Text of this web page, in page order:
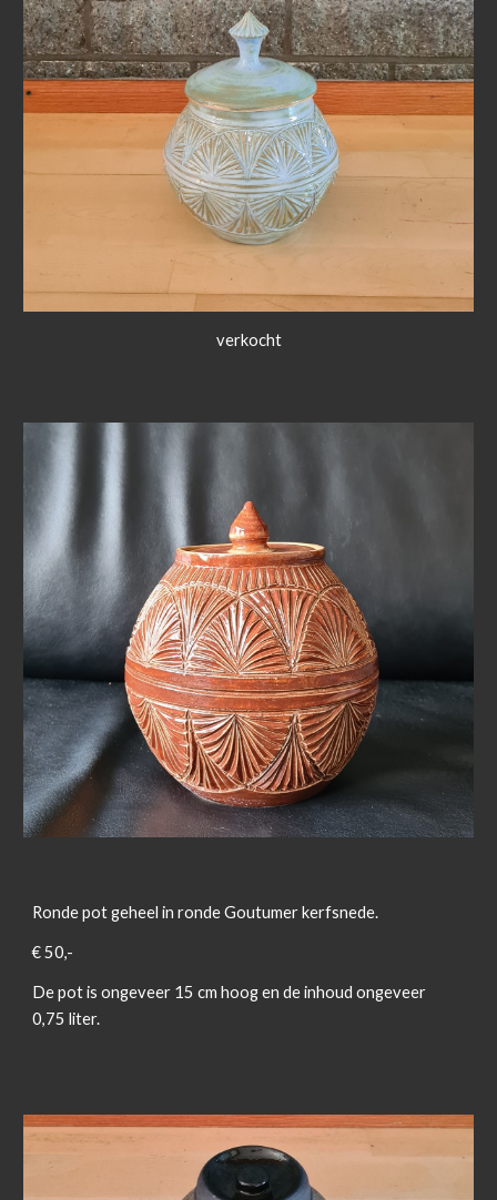
verkocht
Ronde pot geheel in ronde Goutumer kerfsnede.
€ 50,-
De pot is ongeveer 15 cm hoog en de inhoud ongeveer
0,75 liter.